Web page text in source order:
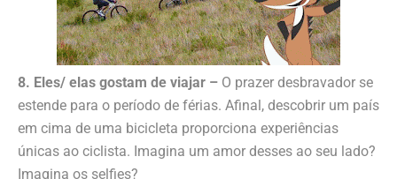
8. Eles/ elas gostam de viajar – O prazer desbravador se
estende para o período de férias. Afinal, descobrir um país
em cima de uma bicicleta proporciona experiências
únicas ao ciclista. Imagina um amor desses ao seu lado?
Imagina os selfies?